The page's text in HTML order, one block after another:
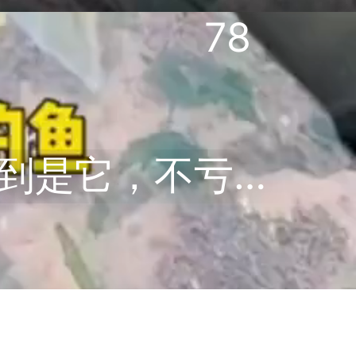
78
猛的一口，原本以为是大石鲷，没想到是它，不亏被称为“海中平头哥